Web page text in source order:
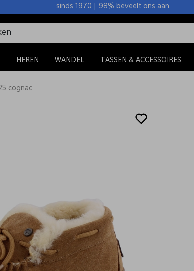
sinds 1970 | 98% beveelt ons aan
HEREN WANDEL TASSEN & ACCESSOIRES
cognac